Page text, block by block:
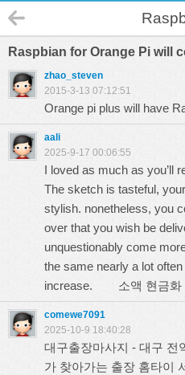
Raspbian for Orange Pi will
zhao_steven
2015-3-13 07:12:51
Orange pi plus will have
aali
2025-9-17 00:06:55
I loved as much as you’ll
The sketch is tasteful,
stylish. nonetheless, you
over that you wish be
unquestionably come
the same nearly a lot
increase. 소액 현금화
comewe7091
2025-10-9 18:40:28
대구출장마사지 - 대구 전
가 찾아가는 출장 홈타이